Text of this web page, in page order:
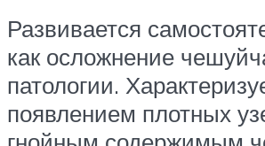
Развивается
как осложнение
патологии.
появлением плотных